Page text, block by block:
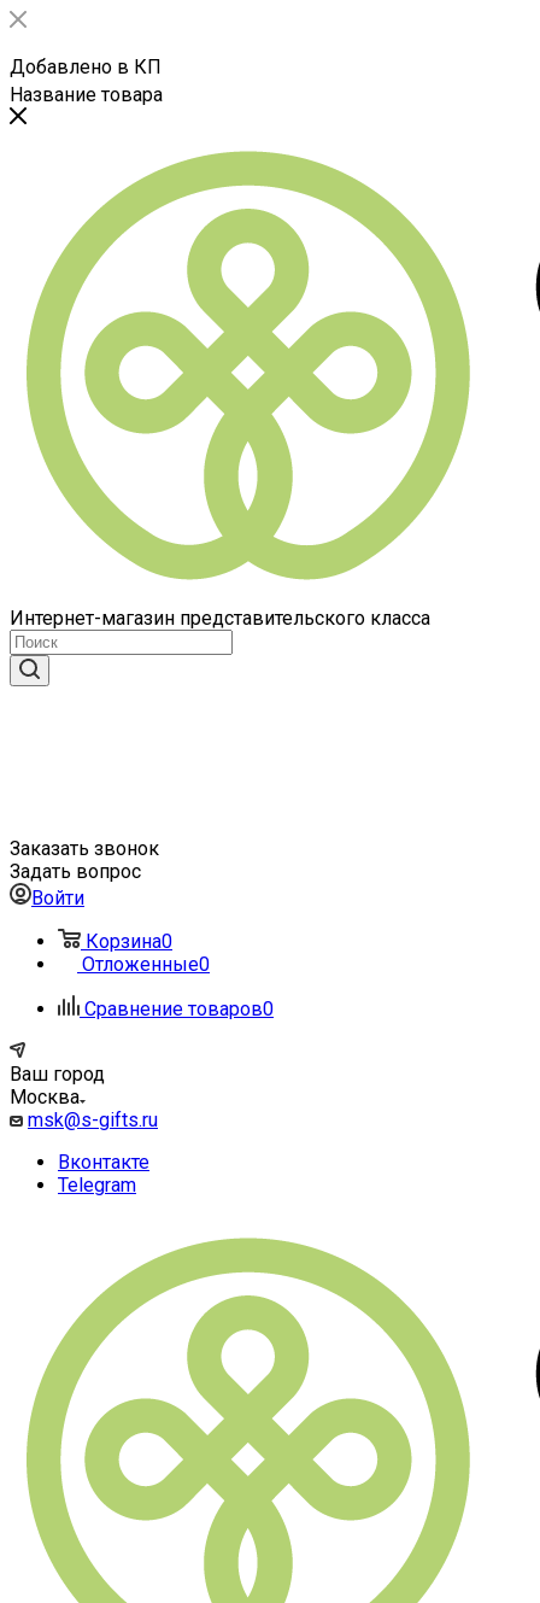
Добавлено в КП
Название товара
Интернет-магазин представительского класса
Заказать звонок
Задать вопрос
Войти
Корзина0
Отложенные0
Сравнение товаров0
Ваш город
Москва
msk@s-gifts.ru
Вконтакте
Telegram